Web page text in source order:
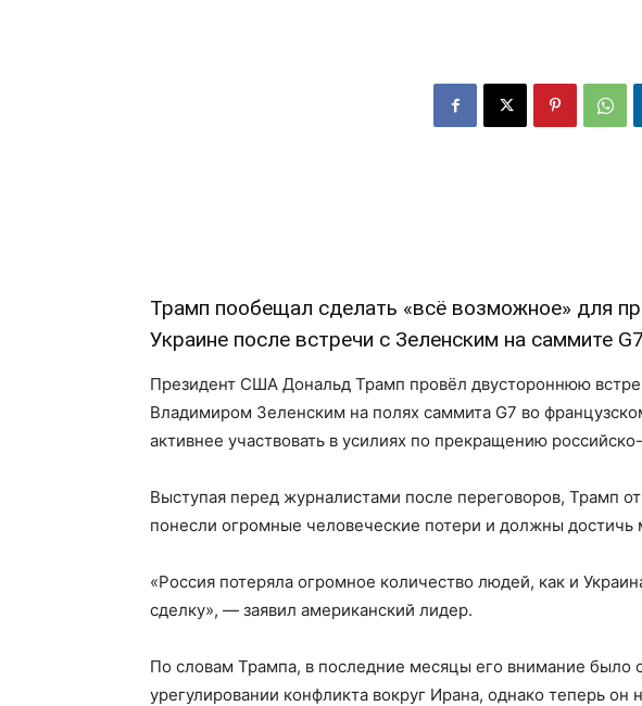
Трамп пообещал сделать «всё возможное» для
Украине после встречи с Зеленским на саммите G7
Президент США Дональд Трамп провёл двустороннюю
Владимиром Зеленским на полях саммита G7 во
активнее участвовать в усилиях по прекращению
Выступая перед журналистами после переговоров, Трамп
понесли огромные человеческие потери и должны достичь
«Россия потеряла огромное количество людей, как и
сделку», — заявил американский лидер.
По словам Трампа, в последние месяцы его внимание было
урегулировании конфликта вокруг Ирана, однако теперь он